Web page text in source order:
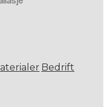
Bedrift